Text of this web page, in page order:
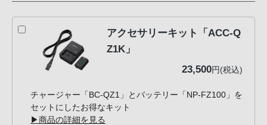
アクセサリーキット「ACC-Q
Z1K」
23,500円(税込)
チャージャー「BC-QZ1」とバッテリー「NP-FZ100」を
セットにしたお得なキット
▶商品の詳細を見る